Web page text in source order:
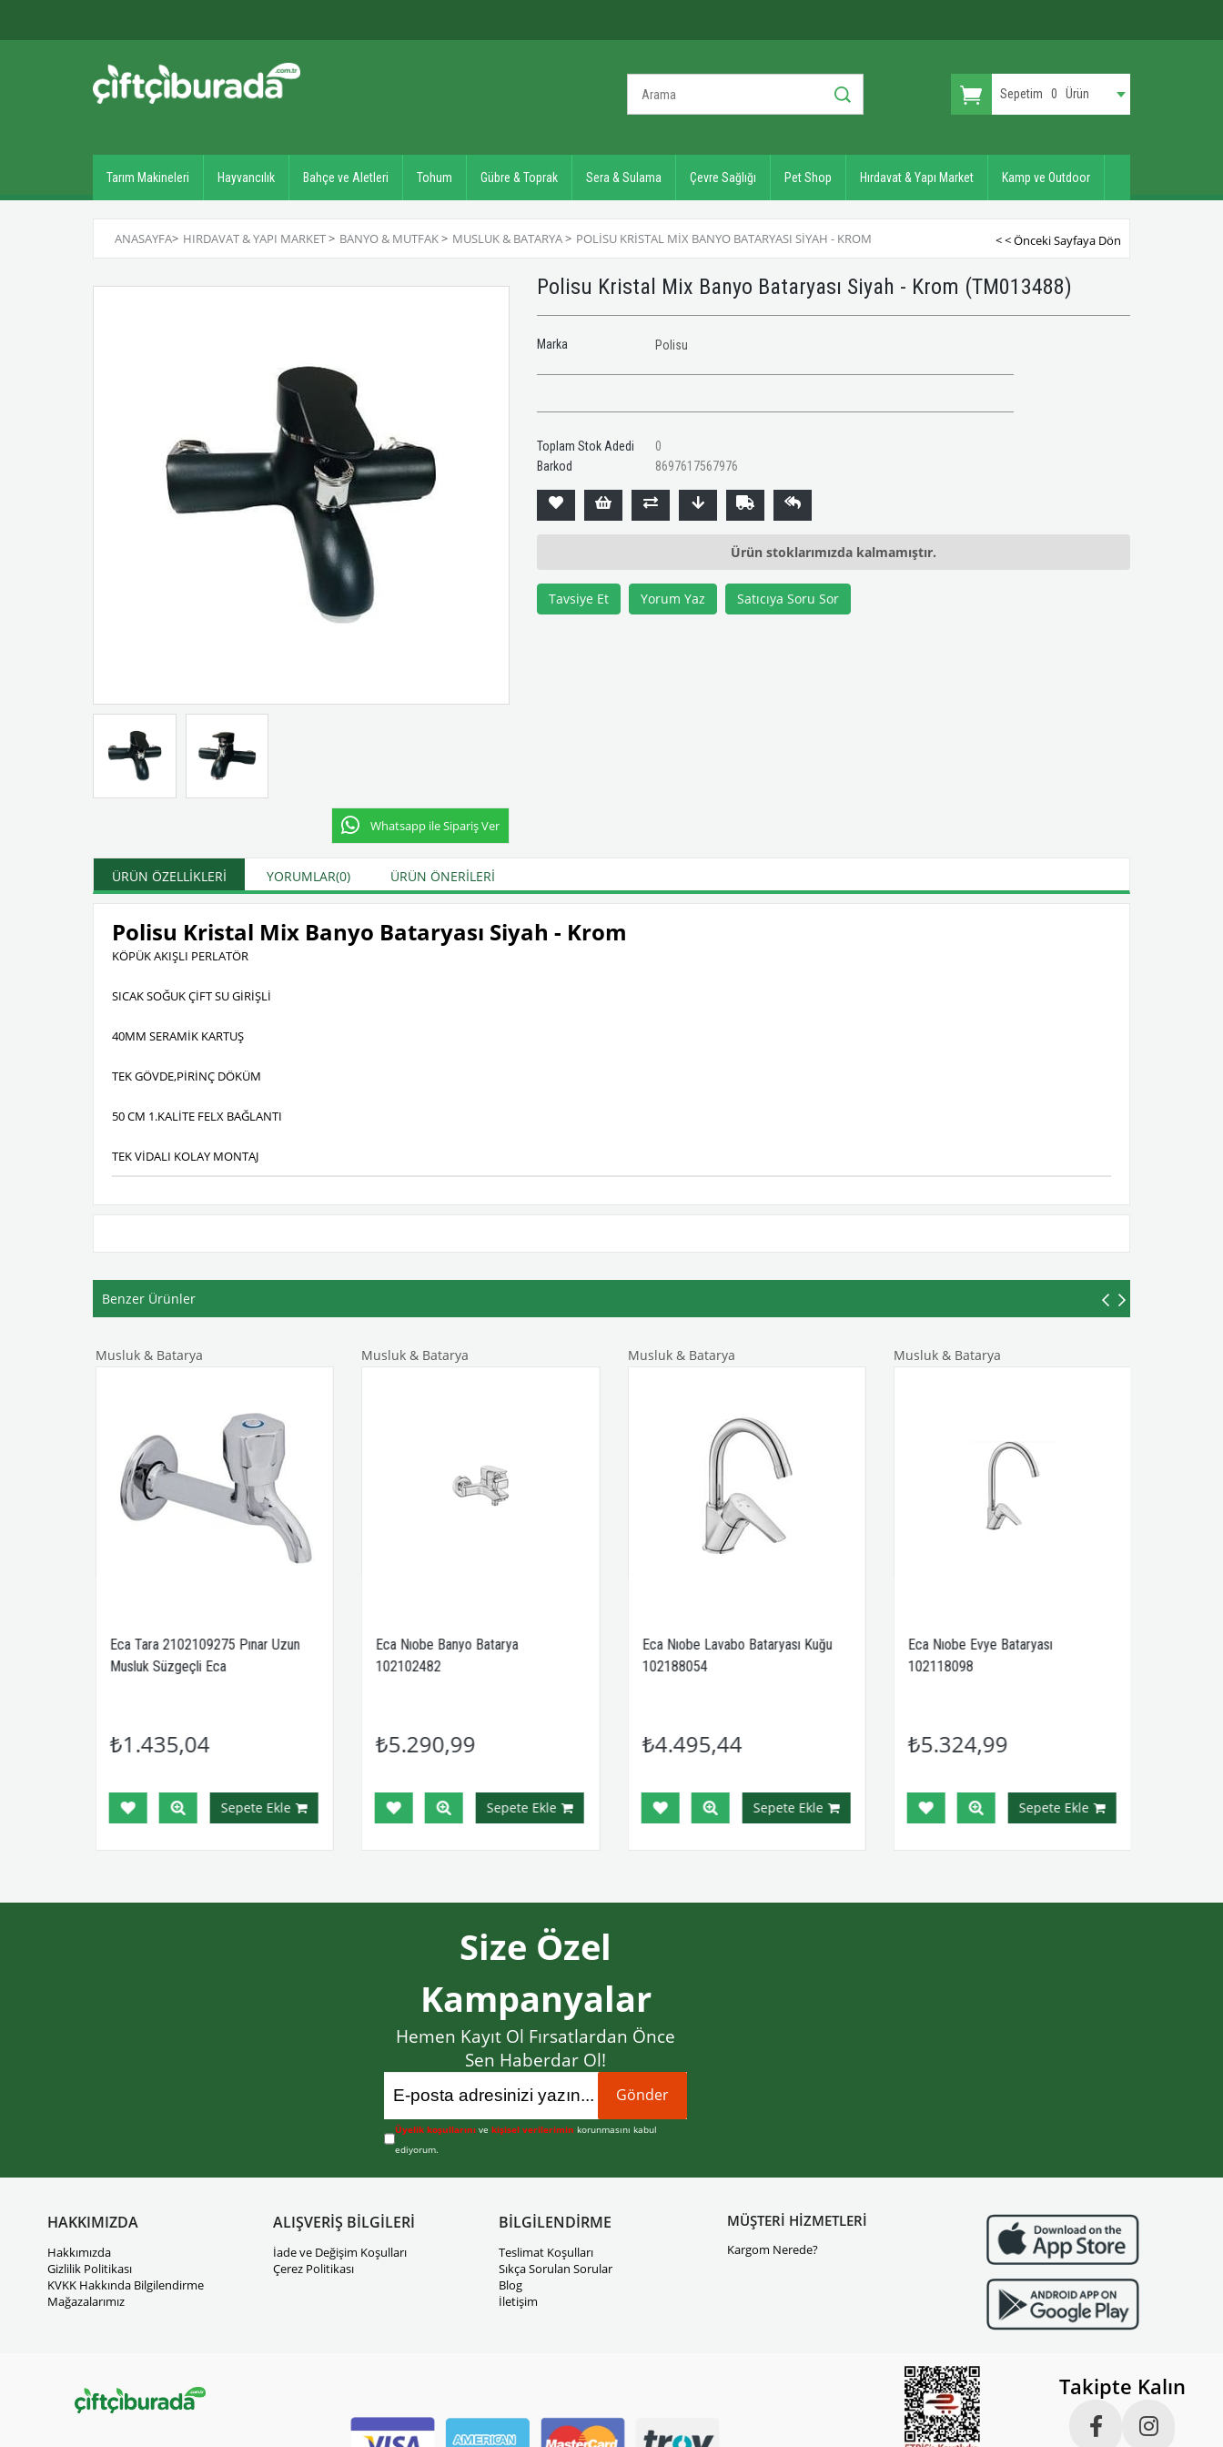
Sepetim 0 Ürün
Tarım Makineleri Hayvancılık Bahçe ve Aletleri Tohum Gübre & Toprak Sera & Sulama Çevre Sağlığı Pet Shop Hırdavat & Yapı Market Kamp ve Outdoor
ANASAYFA> HIRDAVAT & YAPI MARKET> BANYO & MUTFAK> MUSLUK & BATARYA> POLISU KRISTAL MIX BANYO BATARYASI SIYAH - KROM < < Önceki Sayfaya Dön
Whatsapp ile Sipariş Ver
Polisu Kristal Mix Banyo Bataryası Siyah - Krom (TM013488)
Marka Polisu
Toplam Stok Adedi
0
Barkod
8697617567976
Ürün stoklarımızda kalmamıştır.
Tavsiye Et Yorum Yaz Satıcıya Soru Sor
ÜRÜN ÖZELLIKLERI YORUMLAR(0) ÜRÜN ÖNERILERI
Polisu Kristal Mix Banyo Bataryası Siyah - Krom
KÖPÜK AKIŞLI PERLATÖR
SICAK SOĞUK ÇİFT SU GİRİŞLİ
40MM SERAMİK KARTUŞ
TEK GÖVDE,PİRİNÇ DÖKÜM
50 CM 1.KALİTE FELX BAĞLANTI
TEK VİDALI KOLAY MONTAJ
Benzer Ürünler
Musluk & Batarya
Eca Tara 2102109275 Pınar Uzun
Musluk Süzgeçli Eca
₺1.435,04
Sepete Ekle
Musluk & Batarya
Eca Nıobe Banyo Batarya
102102482
₺5.290,99
Sepete Ekle
Musluk & Batarya
Eca Nıobe Lavabo Bataryası Kuğu
102188054
₺4.495,44
Sepete Ekle
Musluk & Batarya
Eca Nıobe Evye Bataryası
102118098
₺5.324,99
Sepete Ekle
Size Özel
Kampanyalar
Hemen Kayıt Ol Fırsatlardan Önce
Sen Haberdar Ol!
Gönder
Üyelik koşullarını vekişisel verilerimin korunmasını kabul
ediyorum.
HAKKIMIZDA
Hakkımızda
Gizlilik Politikası
KVKK Hakkında Bilgilendirme
Mağazalarımız
ALIŞVERİŞ BİLGİLERİ
İade ve Değişim Koşulları
Çerez Politikası
BİLGİLENDİRME
Teslimat Koşulları
Sıkça Sorulan Sorular
Blog
İletişim
MÜŞTERİ HİZMETLERİ
Kargom Nerede?
Takipte Kalın